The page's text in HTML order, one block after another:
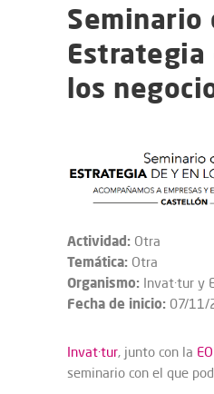
Seminario
Estrategia
los
Actividad: Otra
Temática: Otra
Organismo: Invat·tur y
Fecha de inicio: 07/11/
Invat·tur, junto con la
seminario con el que